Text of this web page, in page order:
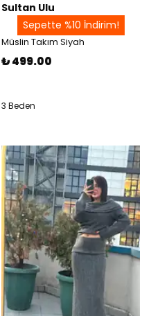
Sultan Ulu
Sepette %10 İndirim!
Müslin Takım Siyah
₺ 499.00
3 Beden